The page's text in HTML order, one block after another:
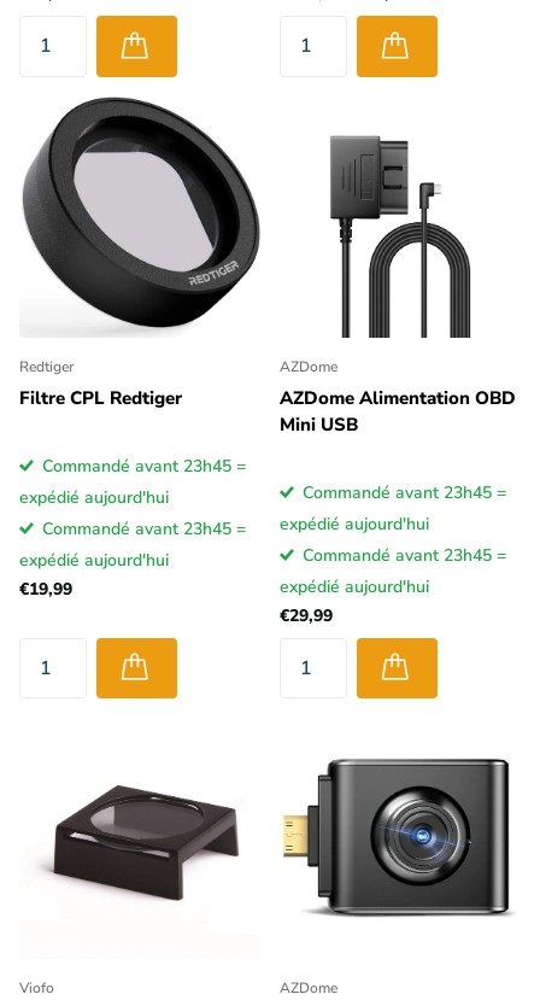
Redtiger
Filtre CPL Redtiger
Commandé avant 23h45 =
expédié aujourd'hui
Commandé avant 23h45 =
expédié aujourd'hui
€19,99
AZDome
AZDome Alimentation OBD
Mini USB
Commandé avant 23h45 =
expédié aujourd'hui
Commandé avant 23h45 =
expédié aujourd'hui
€29,99
Viofo AZDome